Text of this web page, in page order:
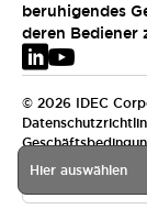
Hier auswählen
beruhigendes
deren Bediener
© 2026 IDEC
EMEA